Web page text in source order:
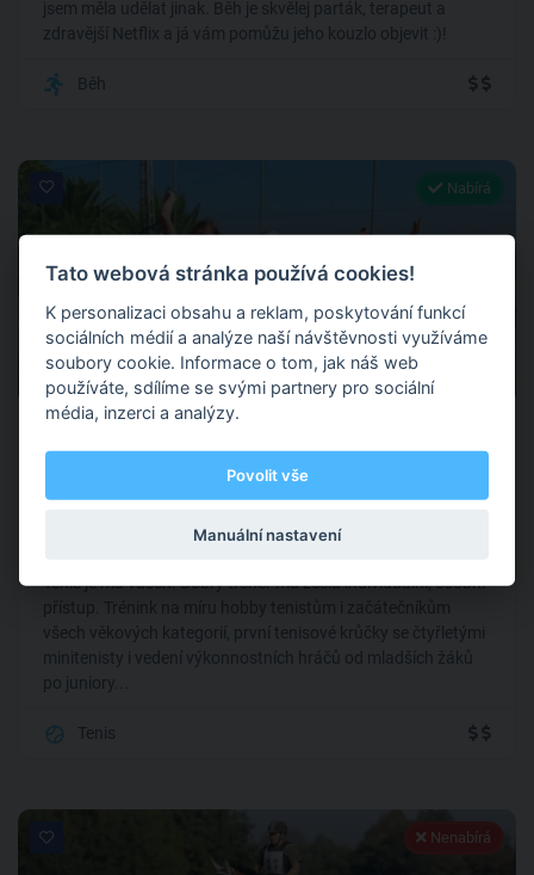
jsem měla udělat jinak. Běh je skvělej parták, terapeut a
zdravější Netflix a já vám pomůžu jeho kouzlo objevit :)!
Běh
Nabírá
5 4 hodnocení
Pavel Čermák
Tenis je má vášeň. Dobrý trenér má zcela individuální, osobní
přístup. Trénink na míru hobby tenistům i začátečníkům
všech věkových kategorií, první tenisové krůčky se čtyřletými
minitenisty i vedení výkonnostních hráčů od mladších žáků
po juniory...
Tenis
Nenabírá
Tato webová stránka používá cookies!
K personalizaci obsahu a reklam, poskytování funkcí
sociálních médií a analýze naší návštěvnosti využíváme
soubory cookie. Informace o tom, jak náš web
používáte, sdílíme se svými partnery pro sociální
média, inzerci a analýzy.
Povolit vše
Manuální nastavení